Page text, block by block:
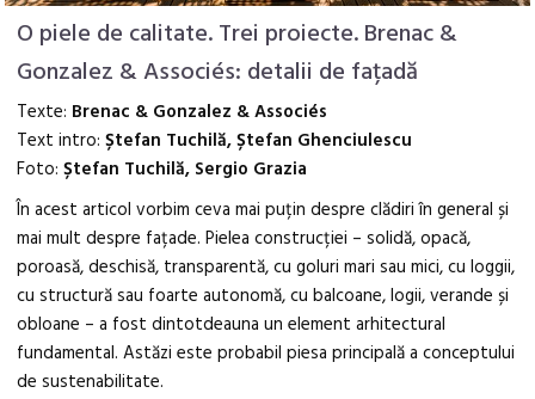
O piele de calitate. Trei proiecte. Brenac &
Gonzalez & Associés: detalii de fațadă
Texte: Brenac & Gonzalez & Associés
Text intro:Ștefan Tuchilă, Ștefan Ghenciulescu
Foto: Ștefan Tuchilă, Sergio Grazia
În acest articol vorbim ceva mai puțin despre clădiri în general și
mai mult despre fațade. Pielea construcției – solidă, opacă,
poroasă, deschisă, transparentă, cu goluri mari sau mici, cu loggii,
cu structură sau foarte autonomă, cu balcoane, logii, verande și
obloane – a fost dintotdeauna un element arhitectural
fundamental. Astăzi este probabil piesa principală a conceptului
de sustenabilitate.